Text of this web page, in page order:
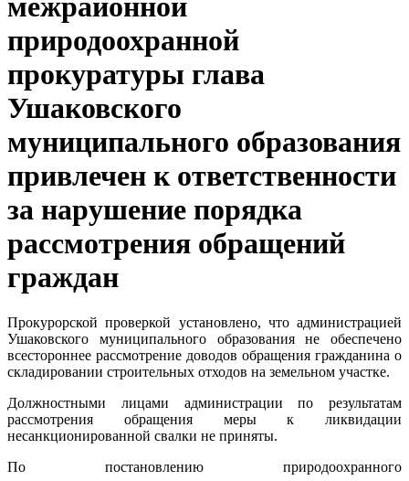
межрайонной
природоохранной
прокуратуры глава
Ушаковского
муниципального образования
привлечен к ответственности
за нарушение порядка
рассмотрения обращений
граждан
Прокурорской проверкой установлено, что администрацией
Ушаковского муниципального образования не обеспечено
всестороннее рассмотрение доводов обращения гражданина о
складировании строительных отходов на земельном участке.
Должностными лицами администрации по результатам
рассмотрения обращения меры к ликвидации
несанкционированной свалки не приняты.
По постановлению природоохранного